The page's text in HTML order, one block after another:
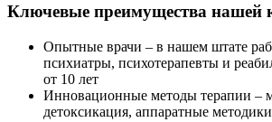
Ключевые преимущества нашей
Опытные врачи – в нашем штате
психиатры, психотерапевты и
от 10 лет
Инновационные методы терапии –
детоксикация, аппаратные